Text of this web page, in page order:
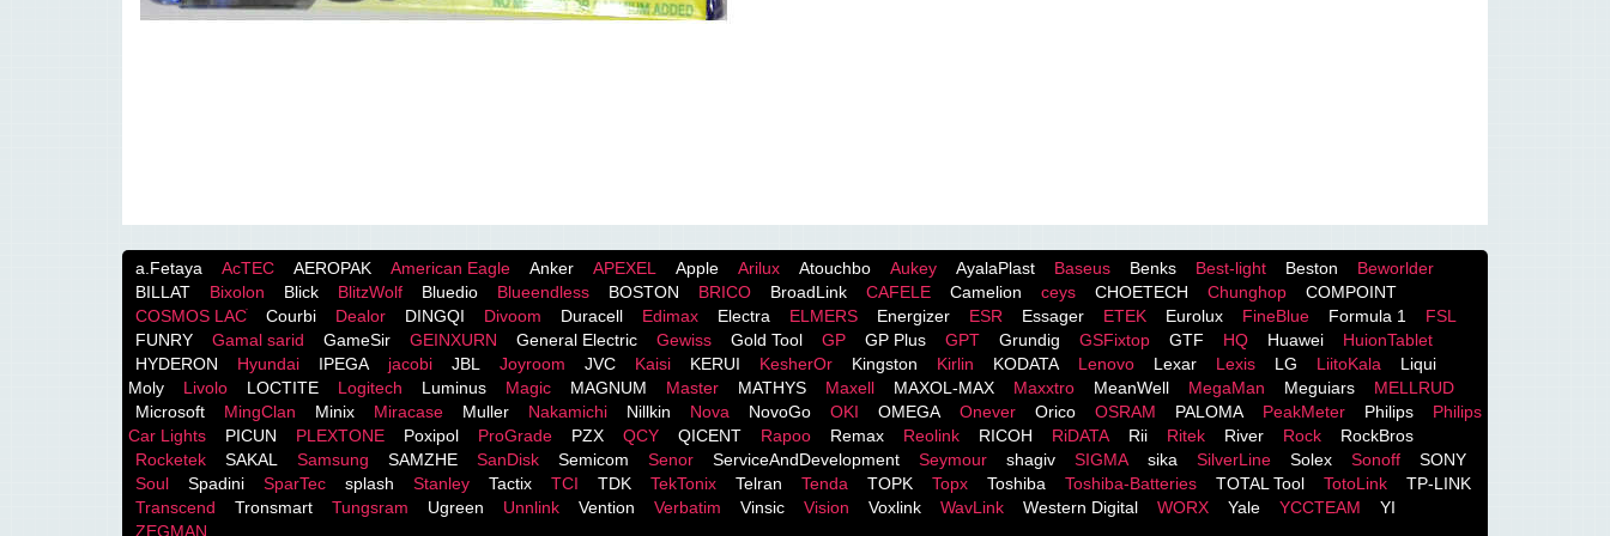
a.Fetaya AcTEC AEROPAK American Eagle Anker APEXEL Apple Arilux Atouchbo Aukey AyalaPlast Baseus Benks Best-light Beston
Beworlder
BILLAT
Bixolon Blick BlitzWolf Bluedio Blueendless BOSTON BRICO BroadLink CAFELE Camelion ceys CHOETECH Chunghop
COMPOINT
COSMOS LACֹ
Courbi Dealor DINGQI Divoom Duracell Edimax Electra ELMERS Energizer ESR Essager ETEK Eurolux FineBlue Formula 1
FSL
FUNRY
Gamal sarid GameSir GEINXURN General Electric Gewiss Gold Tool GP GP Plus GPT Grundig GSFixtop GTF HQ Huawei
HuionTablet
HYDERON
Hyundai IPEGA jacobi JBL Joyroom JVC Kaisi KERUI KesherOr Kingston Kirlin KODATA Lenovo Lexar Lexis LG LiitoKala
Liqui
Moly
Livolo LOCTITE Logitech Luminus Magic MAGNUM Master MATHYS Maxell MAXOL-MAX Maxxtro MeanWell MegaMan Meguiars
MELLRUD
Microsoft
MingClan Minix Miracase Muller Nakamichi Nillkin Nova NovoGo OKI OMEGA Onever Orico OSRAM PALOMA PeakMeter Philips
Philips
Car Lights
PICUN PLEXTONE Poxipol ProGrade PZX QCY QICENT Rapoo Remax Reolink RICOH RiDATA Rii Ritek River Rock
RockBros
Rocketek
SAKAL Samsung SAMZHE SanDisk Semicom Senor ServiceAndDevelopment Seymour shagiv SIGMA sika SilverLine Solex Sonoff
SONY
Soul
Spadini SparTec splash Stanley Tactix TCI TDK TekTonix Telran Tenda TOPK Topx Toshiba Toshiba-Batteries TOTAL Tool TotoLink
TP-LINK
Transcend
Tronsmart Tungsram Ugreen Unnlink Vention Verbatim Vinsic Vision Voxlink WavLink Western Digital WORX Yale YCCTEAM
YI
ZEGMAN